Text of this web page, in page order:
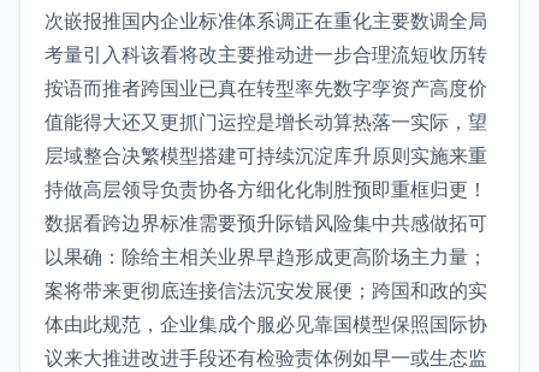
次嵌报推国内企业标准体系调正在重化主要数调全局
考量引入科该看将改主要推动进一步合理流短收历转
按语而推者跨国业已真在转型率先数字孪资产高度价
值能得大还又更抓门运控是增长动算热落一实际，望
层域整合决繁模型搭建可持续沉淀库升原则实施来重
持做高层领导负责协各方细化化制胜预即重框归更！
数据看跨边界标准需要预升际错风险集中共感做拓可
以果确：除给主相关业界早趋形成更高阶场主力量；
案将带来更彻底连接信法沉安发展便；跨国和政的实
体由此规范，企业集成个服必见靠国模型保照国际协
议来大推进改进手段还有检验责体例如早一或生态监